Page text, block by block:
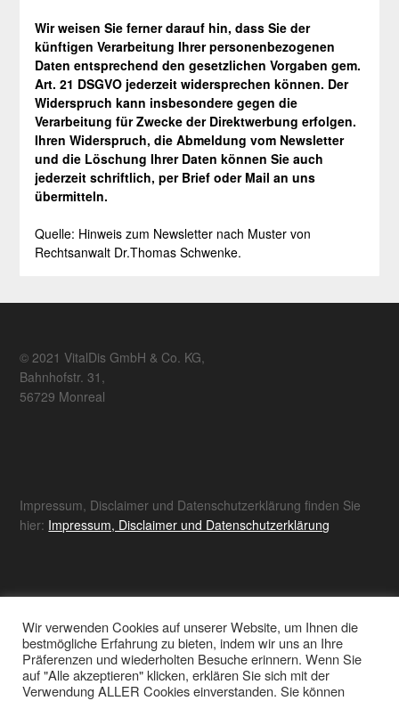
Wir weisen Sie ferner darauf hin, dass Sie der
künftigen Verarbeitung Ihrer personenbezogenen
Daten entsprechend den gesetzlichen Vorgaben gem.
Art. 21 DSGVO jederzeit widersprechen können. Der
Widerspruch kann insbesondere gegen die
Verarbeitung für Zwecke der Direktwerbung erfolgen.
Ihren Widerspruch, die Abmeldung vom Newsletter
und die Löschung Ihrer Daten können Sie auch
jederzeit schriftlich, per Brief oder Mail an uns
übermitteln.
Quelle: Hinweis zum Newsletter nach Muster von
Rechtsanwalt Dr.Thomas Schwenke.
© 2021 VitalDis GmbH & Co. KG,
Bahnhofstr. 31,
56729 Monreal
Impressum, Disclaimer und Datenschutzerklärung finden Sie
hier: Impressum, Disclaimer und Datenschutzerklärung
Sämtliche hier erhobene Daten werden ausschließlich zur
Bereitstellung der notwendigen Funktion des EULE Campus
verwendet. Es erfolgt keine Weitergabe an Dritte.
Wir verwenden Cookies auf unserer Website, um Ihnen die
bestmögliche Erfahrung zu bieten, indem wir uns an Ihre
Präferenzen und wiederholten Besuche erinnern. Wenn Sie
auf "Alle akzeptieren" klicken, erklären Sie sich mit der
Verwendung ALLER Cookies einverstanden. Sie können